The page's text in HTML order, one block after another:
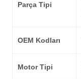
Parça Tipi
OEM Kodları
Motor Tipi